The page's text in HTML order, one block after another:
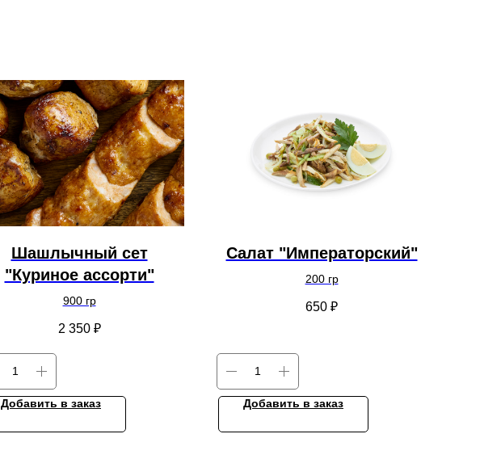
Шашлычный сет
"Куриное ассорти"
900 гр
2 350 ₽
Добавить в заказ
Салат "Императорский"
200 гр
650 ₽
Добавить в заказ